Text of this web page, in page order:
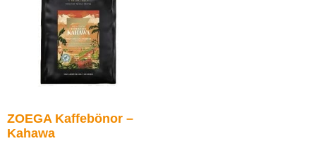
ZOEGA Kaffebönor –
Kahawa